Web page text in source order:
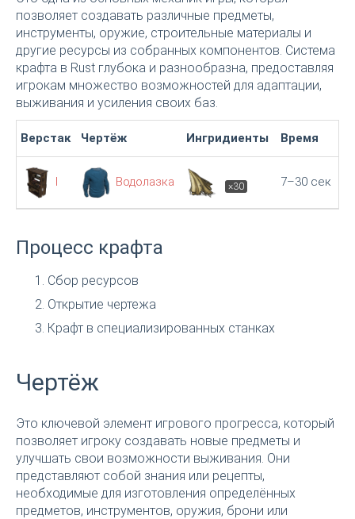
позволяет создавать различные предметы,
инструменты, оружие, строительные материалы и
другие ресурсы из собранных компонентов. Система
крафта в Rust глубока и разнообразна, предоставляя
игрокам множество возможностей для адаптации,
выживания и усиления своих баз.
Верстак Чертёж Ингридиенты Время
I Водолазка ×30 7–30 сек
Процесс крафта
Сбор ресурсов
Открытие чертежа
Крафт в специализированных станках
Чертёж
Это ключевой элемент игрового прогресса, который
позволяет игроку создавать новые предметы и
улучшать свои возможности выживания. Они
представляют собой знания или рецепты,
необходимые для изготовления определённых
предметов, инструментов, оружия, брони или